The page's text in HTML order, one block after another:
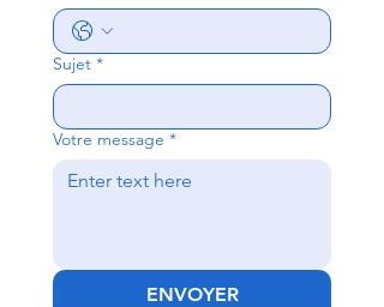
Sujet *
Votre message *
ENVOYER